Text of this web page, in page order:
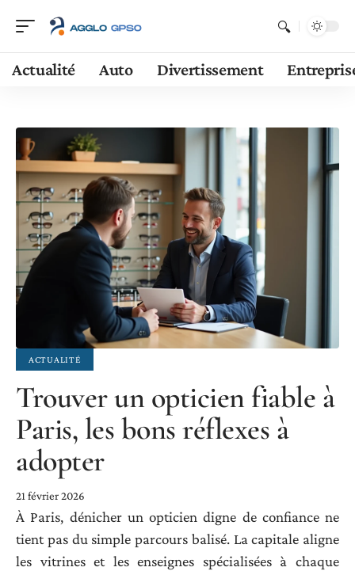
Actualité Auto Divertissement
ACTUALITÉ
Trouver un opticien fiable à
Paris, les bons réflexes à
adopter
21 février 2026
À Paris, dénicher un opticien digne de confiance ne
tient pas du simple parcours balisé. La capitale aligne
les vitrines et les enseignes spécialisées à chaque